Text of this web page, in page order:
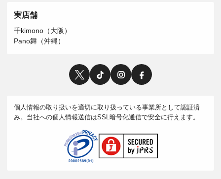
実店舗
千kimono（大阪）
Pano舞（沖縄）
個人情報の取り扱いを適切に取り扱っている事業所として認証済
み。当社への個人情報送信はSSL暗号化通信で安全に行えます。